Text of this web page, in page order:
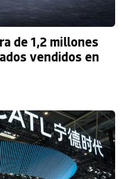
de 1,2 millones
vendidos en